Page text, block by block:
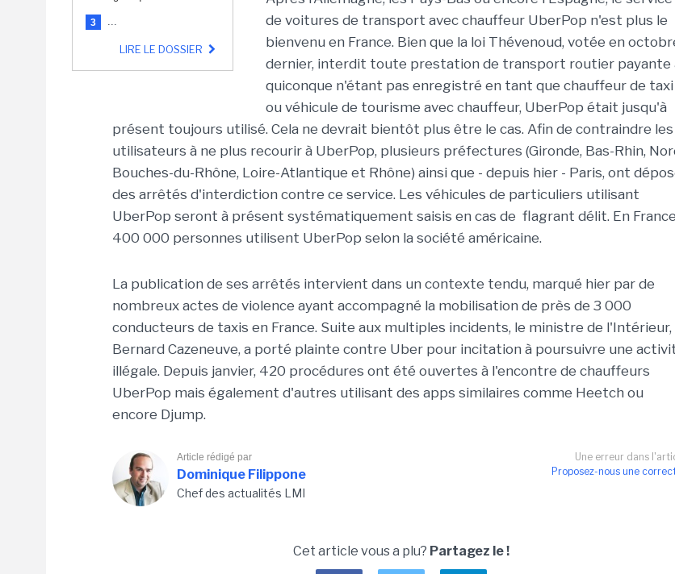
3 ...
LIRE LE DOSSIER
de voitures de transport avec chauffeur UberPop n'est plus le
bienvenu en France. Bien que la loi Thévenoud, votée en
dernier, interdit toute prestation de transport routier payante
quiconque n'étant pas enregistré en tant que chauffeur de taxi
ou véhicule de tourisme avec chauffeur, UberPop était jusqu'à
présent toujours utilisé. Cela ne devrait bientôt plus être le cas. Afin de contraindre les
utilisateurs à ne plus recourir à UberPop, plusieurs préfectures (Gironde, Bas-Rhin,
Bouches-du-Rhône, Loire-Atlantique et Rhône) ainsi que - depuis hier - Paris, ont
des arrêtés d'interdiction contre ce service. Les véhicules de particuliers utilisant
UberPop seront à présent systématiquement saisis en cas de flagrant délit. En
400 000 personnes utilisent UberPop selon la société américaine.
La publication de ses arrêtés intervient dans un contexte tendu, marqué hier par de
nombreux actes de violence ayant accompagné la mobilisation de près de 3 000
conducteurs de taxis en France. Suite aux multiples incidents, le ministre de l'Intérieur,
Bernard Cazeneuve, a porté plainte contre Uber pour incitation à poursuivre une
illégale. Depuis janvier, 420 procédures ont été ouvertes à l'encontre de chauffeurs
UberPop mais également d'autres utilisant des apps similaires comme Heetch ou
encore Djump.
Une erreur dans
Proposez-nous une
Article rédigé par
Dominique Filippone
Chef des actualités LMI
Cet article vous a plu? Partagez le !